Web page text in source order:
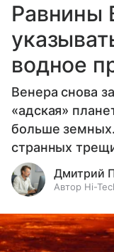
Равнины
водное
Венера снова
«адская»
больше
странных
Дмитрий
Автор Hi-